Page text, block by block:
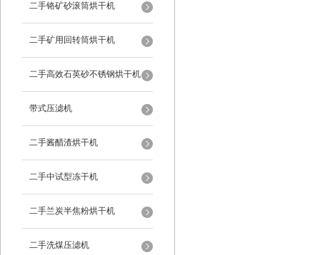
二手铬矿砂滚筒烘干机
二手矿用回转筒烘干机
二手高效石英砂不锈钢烘干机
带式压滤机
二手酱醋渣烘干机
二手中试型冻干机
二手兰炭半焦粉烘干机
二手洗煤压滤机